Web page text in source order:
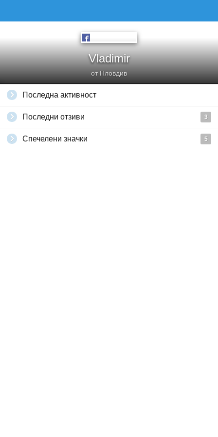
Vladimir
от Пловдив
Последна активност
Последни отзиви 3
Спечелени значки 5